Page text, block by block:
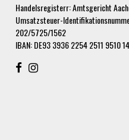
Handelsregisterr: Amtsgericht
Umsatzsteuer-
202/5725/1562
IBAN: DE93 3936 2254 2511 9510 14